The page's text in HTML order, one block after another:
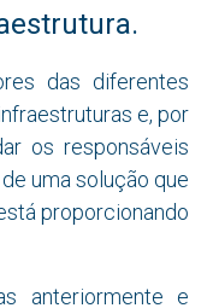
das diferentes
e, por
os responsáveis
uma solução que
proporcionando
anteriormente e